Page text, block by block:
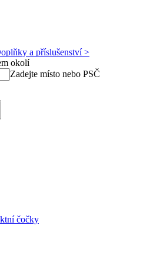
a příslušenství >
okolí
Zadejte místo nebo PSČ
čočky